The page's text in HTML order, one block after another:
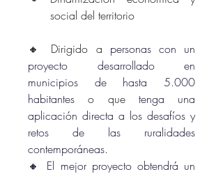
social del territorio
🔸 Dirigido a personas con un
proyecto desarrollado en
municipios de hasta 5.000
habitantes o que tenga una
aplicación directa a los desafíos y
retos de las ruralidades
contemporáneas.